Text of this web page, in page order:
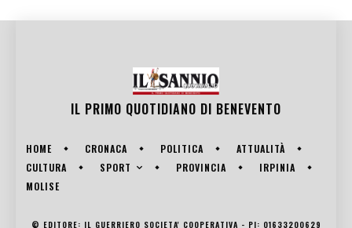
IL PRIMO QUOTIDIANO DI BENEVENTO
HOME CRONACA POLITICA
ATTUALITÀ
CULTURA
SPORT PROVINCIA
IRPINIA
MOLISE
© EDITORE: IL GUERRIERO SOCIETA' COOPERATIVA - PI: 01633200629